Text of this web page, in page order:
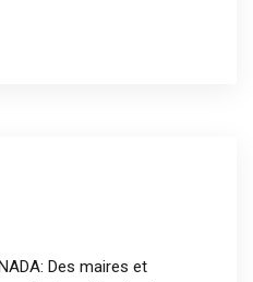
Des maires et